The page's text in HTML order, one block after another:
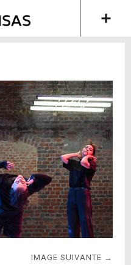
IMAGE SUIVANTE →